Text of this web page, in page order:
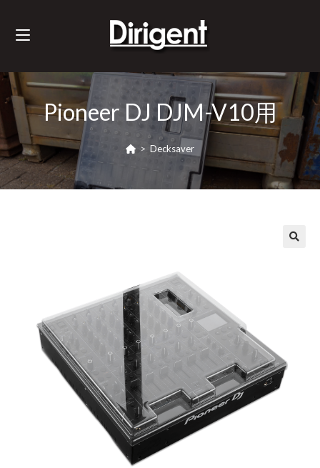
Pioneer DJ DJM-V10用
> Decksaver